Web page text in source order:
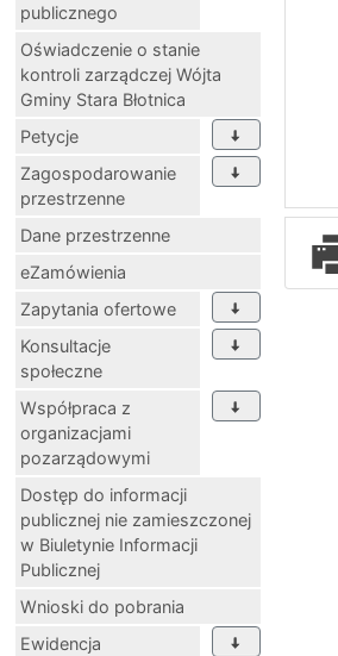
publicznego
Oświadczenie o stanie
kontroli zarządczej Wójta
Gminy Stara Błotnica
Petycje
Zagospodarowanie
przestrzenne
Dane przestrzenne
eZamówienia
Zapytania ofertowe
Konsultacje
społeczne
Współpraca z
organizacjami
pozarządowymi
Dostęp do informacji
publicznej nie zamieszczonej
w Biuletynie Informacji
Publicznej
Wnioski do pobrania
Ewidencja